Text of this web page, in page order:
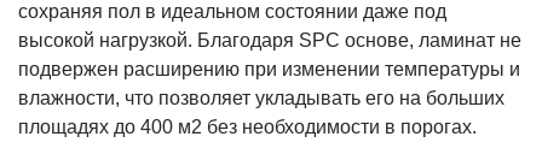
сохраняя пол в идеальном состоянии даже под
высокой нагрузкой. Благодаря SPC основе, ламинат не
подвержен расширению при изменении температуры и
влажности, что позволяет укладывать его на больших
площадях до 400 м2 без необходимости в порогах.